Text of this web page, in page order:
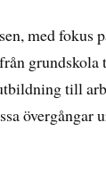
med fokus
grundskola
till
övergångar